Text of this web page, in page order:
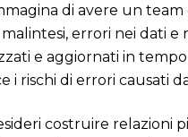
di avere un
errori nei dati
e aggiornati in
rischi di errori causati
costruire relazioni